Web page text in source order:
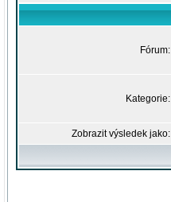
Fórum:
Kategorie:
Zobrazit výsledek jako: